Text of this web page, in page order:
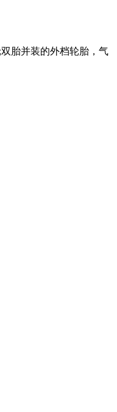
胎并装的外档轮胎，气